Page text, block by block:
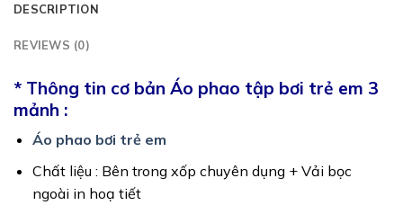
DESCRIPTION
REVIEWS (0)
* Thông tin cơ bản Áo phao tập bơi trẻ em 3
mảnh :
Áo phao bơi trẻ em
Chất liệu : Bên trong xốp chuyên dụng + Vải bọc
ngoài in hoạ tiết